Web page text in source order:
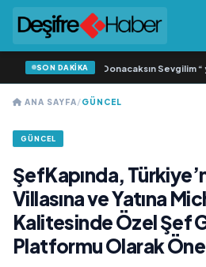
SON DAKİKA
‘dan İkinci Tekli “Donacaksın Sevgilim “
ANA SAYFA/GÜNCEL
GÜNCEL
ŞefKapında,
Villasına ve Yatına
Kalitesinde Özel Şef
Platformu Olarak Öne